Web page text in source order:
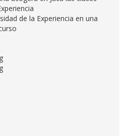
de la Experiencia en una